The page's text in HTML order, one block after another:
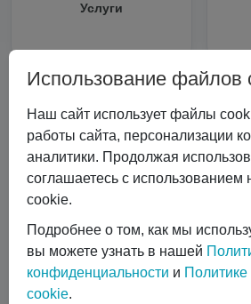
Услуги
Все статьи
Все статьи
#Криоцилиндры
#Технические характеристики
#Вертикальные криоцилиндры
#Эксплуатация криоцилиндра
#Сравнение технологий
#Газовый
#Горизонтальные криоцилиндры
#Ремонт и обслуживание
Использование файлов
Наш сайт использует файлы
работы сайта, персонализации
аналитики. Продолжая
соглашаетесь с
cookie.
Подробнее о том, как мы
вы можете узнать в нашей
конфиденциальности и Политике
cookie.